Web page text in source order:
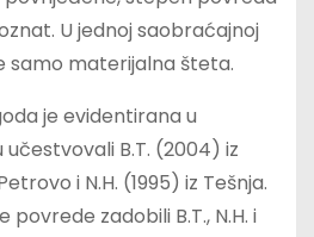
U jednoj saobraćajnoj
samo materijalna šteta.
je evidentirana u
učestvovali B.T. (2004) iz
i N.H. (1995) iz Tešnja.
povrede zadobili B.T., N.H. i